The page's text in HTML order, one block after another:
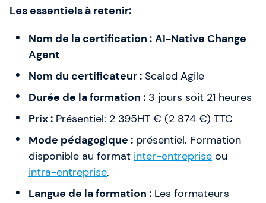
Les essentiels à retenir:
Nom de la certification : AI-Native Change
Agent
Nom du certificateur : Scaled Agile
Durée de la formation : 3 jours soit 21 heures
Prix : Présentiel: 2 395HT € (2 874 €) TTC
Mode pédagogique : présentiel. Formation
disponible au format inter-entreprise ou
intra-entreprise.
Langue de la formation : Les formateurs